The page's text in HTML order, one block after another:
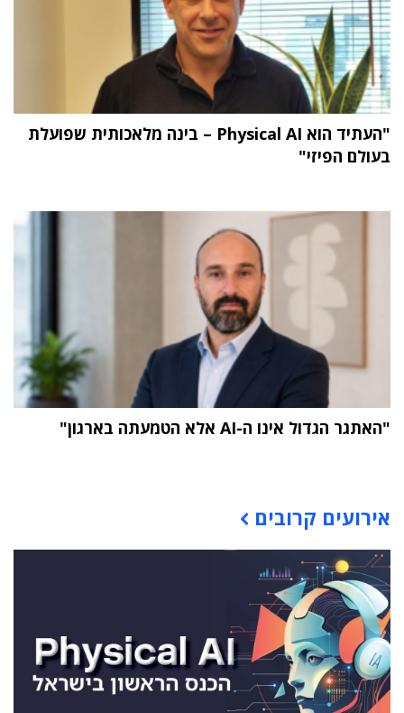
"העתיד הוא Physical AI – בינה מלאכותית שפועלת
בעולם הפיזי"
"האתגר הגדול אינו ה-AI אלא הטמעתה בארגון"
אירועים קרובים